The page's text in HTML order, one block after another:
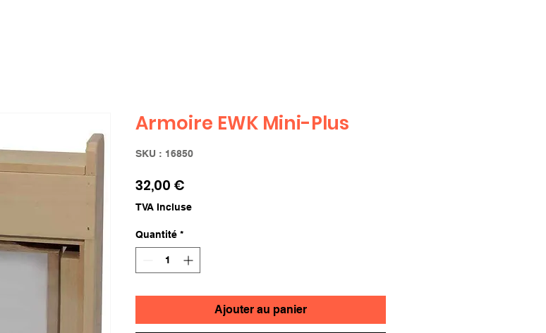
Armoire EWK Mini-Plus
SKU : 16850
32,00 €
TVA Incluse
Quantité *
Ajouter au panier